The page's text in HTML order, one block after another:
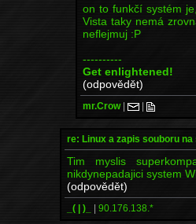
on to funkčí systém
Vista taky nemá
neflejmuj :P
----------
Get enlightened!
(odpovědět)
mr.Crow| |
re: Linux a zapis souboru
Tim myslis
nikdynepadajici system
(odpovědět)
_( | )_ | 90.176.138.*